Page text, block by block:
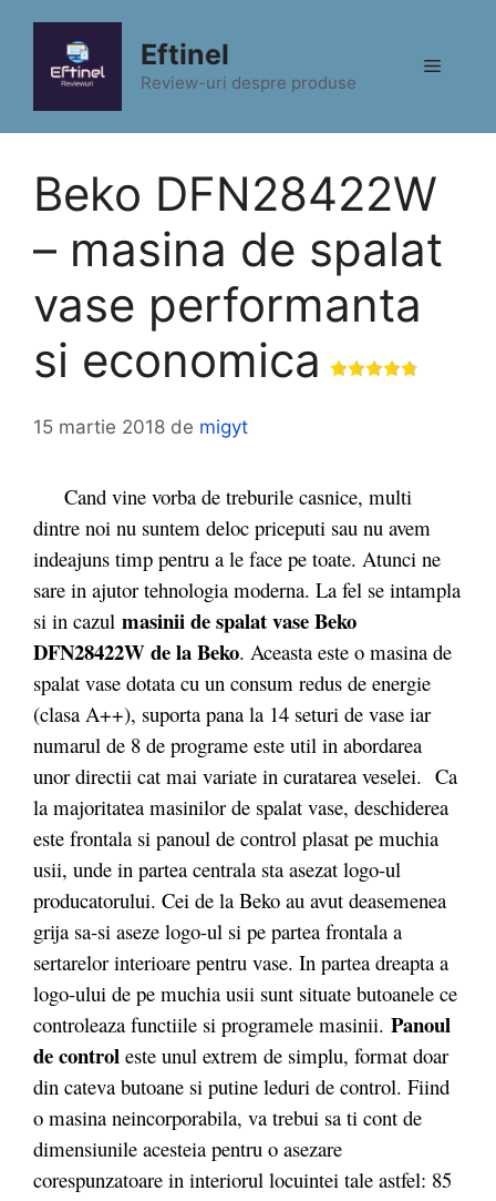
conținut
Eftinel
Review-uri despre produse
Meniu
Beko DFN28422W
– masina de spalat
vase performanta
si economica
15 martie 2018 de migyt
Cand vine vorba de treburile casnice, multi
dintre noi nu suntem deloc priceputi sau nu avem
indeajuns timp pentru a le face pe toate. Atunci ne
sare in ajutor tehnologia moderna. La fel se intampla
si in cazul masinii de spalat vase Beko
DFN28422W de la Beko. Aceasta este o masina de
spalat vase dotata cu un consum redus de energie
(clasa A++), suporta pana la 14 seturi de vase iar
numarul de 8 de programe este util in abordarea
unor directii cat mai variate in curatarea veselei. Ca
la majoritatea masinilor de spalat vase, deschiderea
este frontala si panoul de control plasat pe muchia
usii, unde in partea centrala sta asezat logo-ul
producatorului. Cei de la Beko au avut deasemenea
grija sa-si aseze logo-ul si pe partea frontala a
sertarelor interioare pentru vase. In partea dreapta a
logo-ului de pe muchia usii sunt situate butoanele ce
controleaza functiile si programele masinii. Panoul
de control este unul extrem de simplu, format doar
din cateva butoane si putine leduri de control. Fiind
o masina neincorporabila, va trebui sa ti cont de
dimensiunile acesteia pentru o asezare
corespunzatoare in interiorul locuintei tale astfel: 85